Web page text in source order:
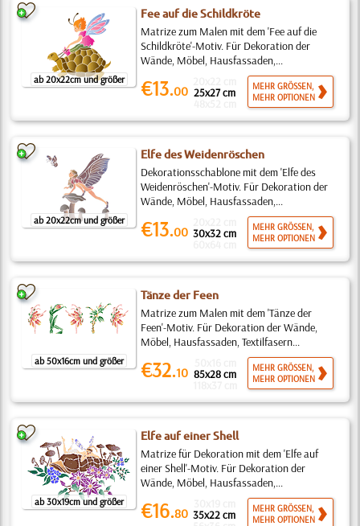
ab 20x22cm und größer
Fee auf die Schildkröte
Matrize zum Malen mit dem 'Fee auf die
Schildkröte'-Motiv. Für Dekoration der
Wände, Möbel, Hausfassaden,...
€13.00 25x27 cm
MEHR GRÖSSEN,
MEHR OPTIONEN
ab 20x22cm und größer
Elfe des Weidenröschen
Dekorationsschablone mit dem 'Elfe des
Weidenröschen'-Motiv. Für Dekoration der
Wände, Möbel, Hausfassaden,...
€13.00 30x32 cm
MEHR GRÖSSEN,
MEHR OPTIONEN
ab 50x16cm und größer
Tänze der Feen
Matrize zum Malen mit dem 'Tänze der
Feen'-Motiv. Für Dekoration der Wände,
Möbel, Hausfassaden, Textilfasern...
€32.10 85x28 cm
MEHR GRÖSSEN,
MEHR OPTIONEN
ab 30x19cm und größer
Elfe auf einer Shell
Matrize für Dekoration mit dem 'Elfe auf
einer Shell'-Motiv. Für Dekoration der
Wände, Möbel, Hausfassaden,...
€16.80 35x22 cm
MEHR GRÖSSEN,
MEHR OPTIONEN